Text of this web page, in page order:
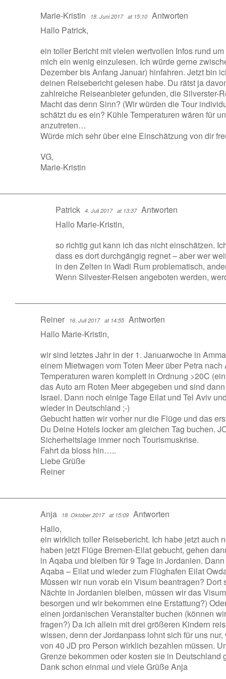
Marie-Kristin 18. Juni 2017 at 15:10 Antworten
Hallo Patrick,
ein toller Bericht mit vielen wertvollen Infos rund
mich ein wenig einzulesen. Ich würde gerne
Dezember bis Anfang Januar) hinfahren. Jetzt bin
deinen Reisebericht gelesen habe. Du rätst ja
zahlreiche Reiseanbieter gefunden, die Silverster-
Macht das denn Sinn? (Wir würden die Tour
schätzt du es ein? Kühle Temperaturen wären für
anzutreten…
Würde mich sehr über eine Einschätzung von dir
VG,
Marie-Kristin
Patrick 4. Juli 2017 at 13:37 Antworten
Hallo Marie-Kristin,
so richtig gut kann ich das nicht einschätzen.
dass es dort durchgängig regnet – aber wer
in den Zelten in Wadi Rum problematisch,
Wenn Silvester-Reisen angeboten werden,
Reiner 16. Juli 2017 at 14:55 Antworten
Hallo Marie-Kristin,
wir sind letztes Jahr in der 1. Januarwoche in
einem Mietwagen vom Toten Meer über Petra
Temperaturen waren komplett in Ordnung >20C
das Auto am Roten Meer abgegeben und sind
Israel. Dann noch einige Tage Eilat und Tel Aviv
wieder in Deutschland ;-)
Gebucht hatten wir vorher nur die Flüge und das
Du Deine Hotels locker am gleichen Tag buchen.
Sicherheitslage immer noch Tourismuskrise.
Fahrt da bloss hin…..
Liebe Grüße
Reiner
Anja 18. Oktober 2017 at 15:09 Antworten
Hallo,
ein wirklich toller Reisebericht. Ich habe jetzt auch
haben jetzt Flüge Bremen-Eilat gebucht, gehen
in Aqaba und bleiben für 9 Tage in Jordanien.
Aqaba – Eilat und wieder zum Flüghafen Eilat
Müssen wir nun vorab ein Visum beantragen? Dort
Nächte in Jordanien bleiben, müssen wir das
besorgen und wir bekommen eine Erstattung?)
einen jordanischen Veranstalter buchen (können
fragen?) Da ich allein mit drei größeren Kindern
wissen, denn der Jordanpass lohnt sich für uns
von 40 JD pro Person wirklich bezahlen müssen.
Grenze bekommen oder kosten sie in
Dank schon einmal und viele Grüße Anja